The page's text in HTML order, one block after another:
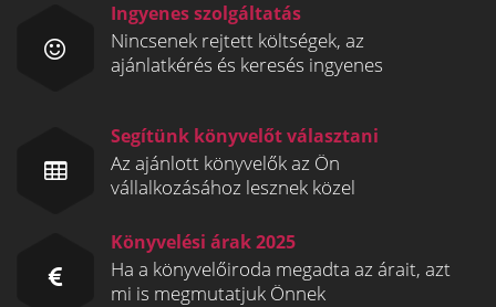
Ingyenes szolgáltatás
Nincsenek rejtett költségek, az
ajánlatkérés és keresés ingyenes
Segítünk könyvelőt választani
Az ajánlott könyvelők az Ön
vállalkozásához lesznek közel
Könyvelési árak 2025
Ha a könyvelőiroda megadta az árait, azt
mi is megmutatjuk Önnek